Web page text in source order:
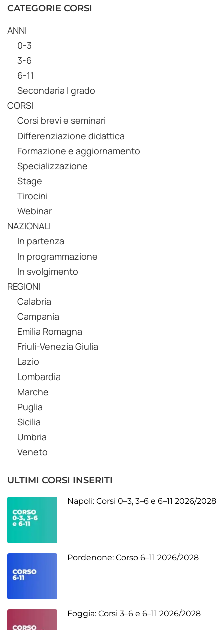
CATEGORIE CORSI
ANNI
0-3
3-6
6-11
Secondaria I grado
CORSI
Corsi brevi e seminari
Differenziazione didattica
Formazione e aggiornamento
Specializzazione
Stage
Tirocini
Webinar
NAZIONALI
In partenza
In programmazione
In svolgimento
REGIONI
Calabria
Campania
Emilia Romagna
Friuli-Venezia Giulia
Lazio
Lombardia
Marche
Puglia
Sicilia
Umbria
Veneto
ULTIMI CORSI INSERITI
Napoli: Corsi 0–3, 3–6 e 6–11 2026/2028
Pordenone: Corso 6–11 2026/2028
Foggia: Corsi 3–6 e 6–11 2026/2028